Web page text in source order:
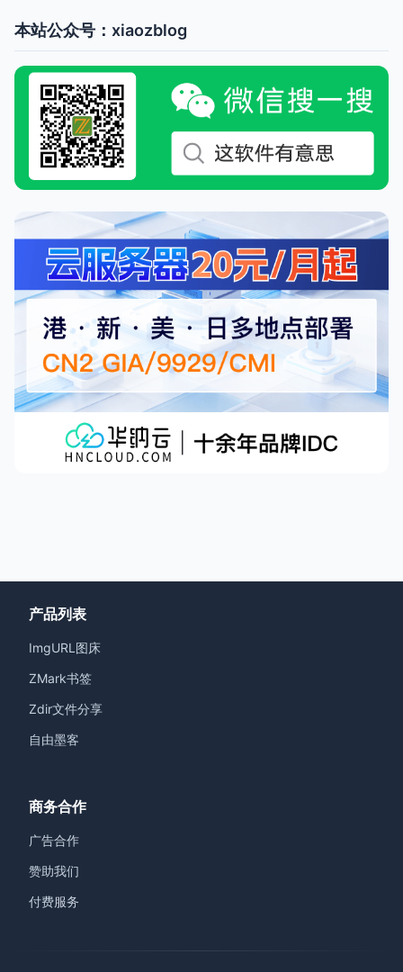
本站公众号：xiaozblog
产品列表
ImgURL图床
ZMark书签
Zdir文件分享
自由墨客
商务合作
广告合作
赞助我们
付费服务